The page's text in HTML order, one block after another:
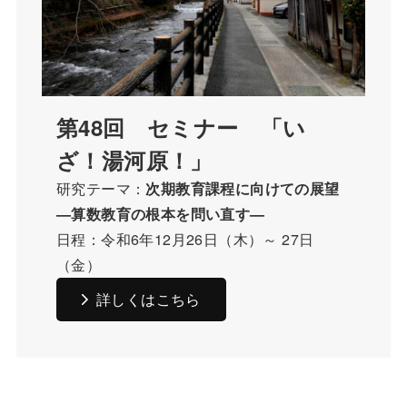
第48回 セミナー 「い
ざ！湯河原！」
研究テーマ： 次期教育課程に向けての展望
—算数教育の根本を問い直す—
日程：令和6年12月26日（木）～ 27日
（金）
詳しくはこちら